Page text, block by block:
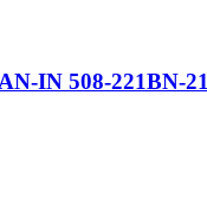
IN 508-221BN-21